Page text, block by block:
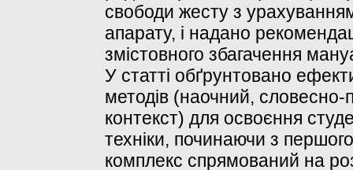
свободи жесту з
апарату, і надано
змістовного збагачення
У статті обґрунтовано
методів (наочний,
контекст) для освоєння
техніки, починаючи з
комплекс спрямований на